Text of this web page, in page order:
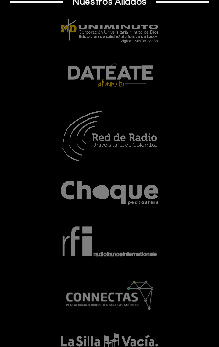
Nuestros Aliados